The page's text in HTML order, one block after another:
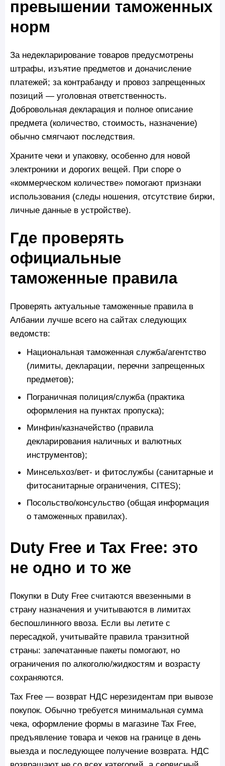
превышении таможенных
норм
За недекларирование товаров предусмотрены
штрафы, изъятие предметов и доначисление
платежей; за контрабанду и провоз запрещенных
позиций — уголовная ответственность.
Добровольная декларация и полное описание
предмета (количество, стоимость, назначение)
обычно смягчают последствия.
Храните чеки и упаковку, особенно для новой
электроники и дорогих вещей. При споре о
«коммерческом количестве» помогают признаки
использования (следы ношения, отсутствие бирки,
личные данные в устройстве).
Где проверять
официальные
таможенные правила
Проверять актуальные таможенные правила в
Албании лучше всего на сайтах следующих
ведомств:
Национальная таможенная служба/агентство
(лимиты, декларации, перечни запрещенных
предметов);
Пограничная полиция/служба (практика
оформления на пунктах пропуска);
Минфин/казначейство (правила
декларирования наличных и валютных
инструментов);
Минсельхоз/вет- и фитослужбы (санитарные и
фитосанитарные ограничения, CITES);
Посольство/консульство (общая информация
о таможенных правилах).
Duty Free и Tax Free: это
не одно и то же
Покупки в Duty Free считаются ввезенными в
страну назначения и учитываются в лимитах
беспошлинного ввоза. Если вы летите с
пересадкой, учитывайте правила транзитной
страны: запечатанные пакеты помогают, но
ограничения по алкоголю/жидкостям и возрасту
сохраняются.
Tax Free — возврат НДС нерезидентам при вывозе
покупок. Обычно требуется минимальная сумма
чека, оформление формы в магазине Tax Free,
предъявление товара и чеков на границе в день
выезда и последующее получение возврата. НДС